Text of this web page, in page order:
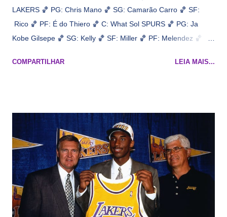
LAKERS 🏀 PG: Chris Mano 🏀 SG: Camarão Carro 🏀 SF:
Rico 🏀 PF: É do Thiero 🏀 C: What Sol SPURS 🏀 PG: Ja
Kobe Gilsepe 🏀 SG: Kelly 🏀 SF: Miller 🏀 PF: Melendez 🏀 C:
Na quadra Transmissão: NBA League Pass
COMPARTILHAR LEIA MAIS...